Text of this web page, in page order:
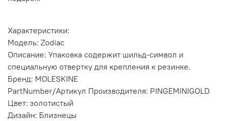
Характеристики:
Модель: Zodiac
Описание: Упаковка содержит шильд-символ и
специальную отвертку для крепления к резинке.
Бренд: MOLESKINE
PartNumber/Артикул Производителя: PINGEMINIGOLD
Цвет: золотистый
Дизайн: Близнецы